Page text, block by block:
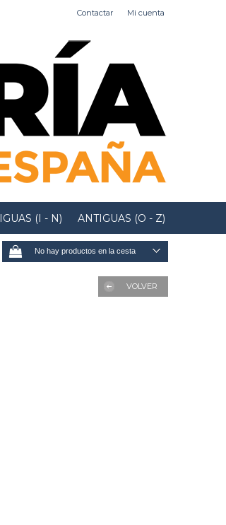
Contactar Mi cuenta
(I - N) ANTIGUAS (O - Z)
No hay productos en la cesta
VOLVER